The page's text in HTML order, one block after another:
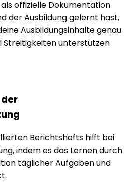
offizielle Dokumentation
der Ausbildung gelernt hast,
Ausbildungsinhalte genau
Streitigkeiten unterstützen
Berichtshefts hilft bei
indem es das Lernen durch
täglicher Aufgaben und